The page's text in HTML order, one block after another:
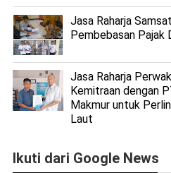
Jasa Raharja
Pembebasan Pajak
Jasa Raharja
Kemitraan dengan
Makmur untuk
Laut
Ikuti dari Google News